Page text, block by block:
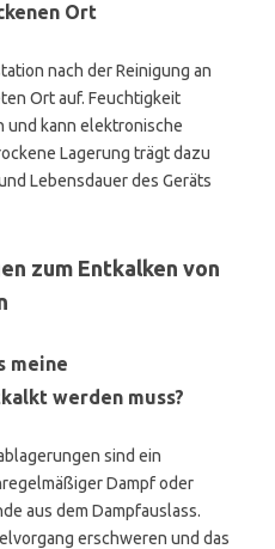
Ort
nach der Reinigung an
Ort auf. Feuchtigkeit
und kann elektronische
Lagerung trägt dazu
Lebensdauer des Geräts
zum Entkalken von
meine
werden muss?
sind ein
Dampf oder
aus dem Dampfauslass.
erschweren und das